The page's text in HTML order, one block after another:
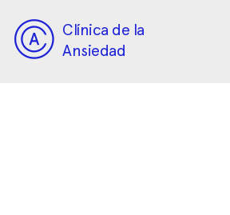
Clínica de la
Ansiedad